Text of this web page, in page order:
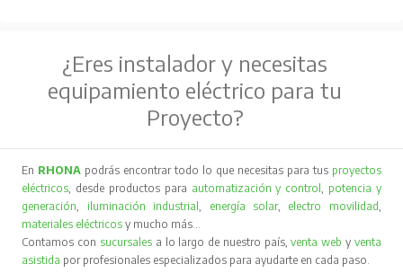
¿Eres instalador y necesitas
equipamiento eléctrico para tu
Proyecto?
En RHONA podrás encontrar todo lo que necesitas para tus proyectos
eléctricos, desde productos para automatización y control, potencia y
generación, iluminación industrial, energía solar, electro movilidad,
materiales eléctricos y mucho más…
Contamos con sucursales a lo largo de nuestro país,venta web y venta
asistida por profesionales especializados para ayudarte en cada paso.